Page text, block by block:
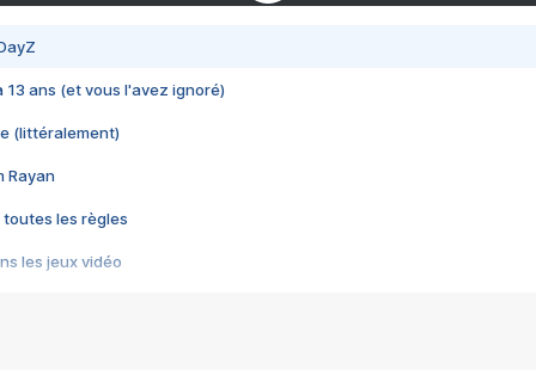
13 ans (et vous l'avez ignoré)
(littéralement)
Rayan
toutes les règles
les jeux vidéo